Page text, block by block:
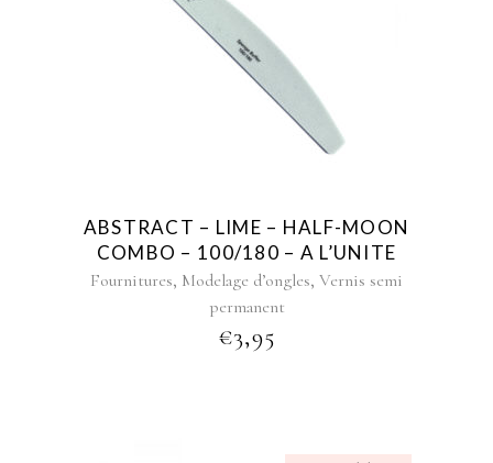
ABSTRACT – LIME – HALF-MOON
COMBO – 100/180 – A L’UNITE
Fournitures, Modelage d’ongles, Vernis semi
permanent
€3,95